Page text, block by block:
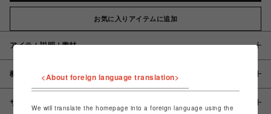
お気に入りアイテムに追加
アイテム説明 / 素材
概要
サイズ
<About foreign language translation>
We will translate the homepage into a foreign language using the